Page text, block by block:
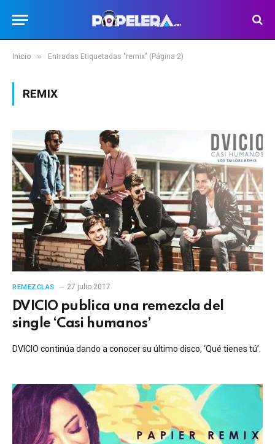
Inicio » Entradas Etiquetadas "remix" (Página 2)
REMIX
REMEZCLAS 27 julio 2017
DVICIO publica una remezcla del
single ‘Casi humanos’
DVICIO continúa dando a conocer su último disco, ‘Qué tienes tú’.